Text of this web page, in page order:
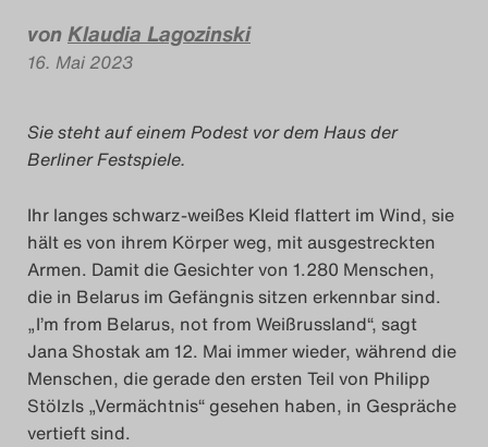
2017
2018
Das Theatertreffen-Blog
2018 Alumni
Das Theatertreffen-Blog
2019
Das Theatertreffen-Blog
2020
vonKlaudia Lagozinski
16. Mai 2023
Sie steht auf einem Podest vor dem Haus der
Berliner Festspiele.
Ihr langes schwarz-weißes Kleid flattert im Wind, sie
hält es von ihrem Körper weg, mit ausgestreckten
Armen. Damit die Gesichter von 1.280 Menschen,
die in Belarus im Gefängnis sitzen erkennbar sind.
„I’m from Belarus, not from Weißrussland“, sagt
Jana Shostak am 12. Mai immer wieder, während die
Menschen, die gerade den ersten Teil von Philipp
Stölzls „Vermächtnis“ gesehen haben, in Gespräche
vertieft sind.